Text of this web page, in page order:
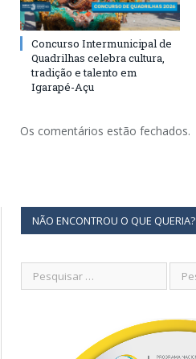
Concurso Intermunicipal de
Quadrilhas celebra cultura,
tradição e talento em
Igarapé-Açu
Os comentários estão fechados.
NÃO ENCONTROU O QUE QUERIA?